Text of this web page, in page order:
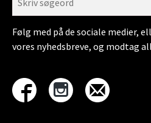
Følg med på de sociale medier,
vores nyhedsbreve, og modtag